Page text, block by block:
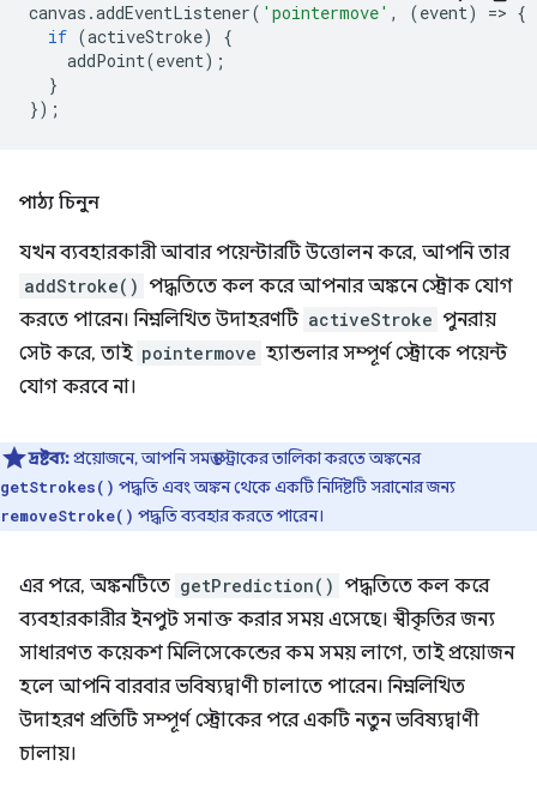
canvas .addEventListener( 'pointermove' , (event) => {
if (activeStroke)
{
addPoint(event);
}
});
পাঠ্য চিনুন
যখন ব্যবহারকারী আবার পয়েন্টারটি উত্তোলন করে, আপনি তার
addStroke() পদ্ধতিতে কল করে আপনার অঙ্কনে স্ট্রোক যোগ
করতে পারেন। নিম্নলিখিত উদাহরণটি activeStroke পুনরায়
সেট করে, তাই pointermove হ্যান্ডলার সম্পূর্ণ স্ট্রোকে পয়েন্ট
যোগ করবে না।
দ্রষ্টব্য:প্রয়োজনে, আপনি সমস্ত স্ট্রোকের তালিকা করতে অঙ্কনের
getStrokes() পদ্ধতি এবং অঙ্কন থেকে একটি নির্দিষ্টটি সরানোর জন্য
removeStroke() পদ্ধতি ব্যবহার করতে পারেন।
এর পরে, অঙ্কনটিতে getPrediction() পদ্ধতিতে কল করে
ব্যবহারকারীর ইনপুট সনাক্ত করার সময় এসেছে। স্বীকৃতির জন্য
সাধারণত কয়েকশ মিলিসেকেন্ডের কম সময় লাগে, তাই প্রয়োজন
হলে আপনি বারবার ভবিষ্যদ্বাণী চালাতে পারেন। নিম্নলিখিত
উদাহরণ প্রতিটি সম্পূর্ণ স্ট্রোকের পরে একটি নতুন ভবিষ্যদ্বাণী
চালায়।